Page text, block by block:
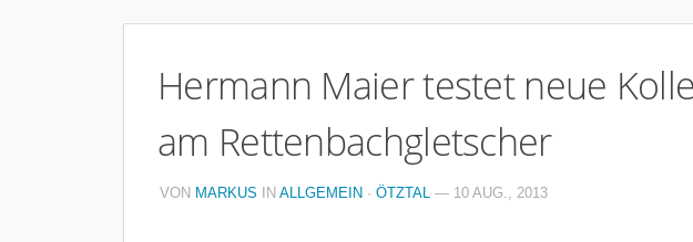
Hermann Maier testet neue
am Rettenbachgletscher
VON MARKUS IN ALLGEMEIN · ÖTZTAL — 10 AUG., 2013